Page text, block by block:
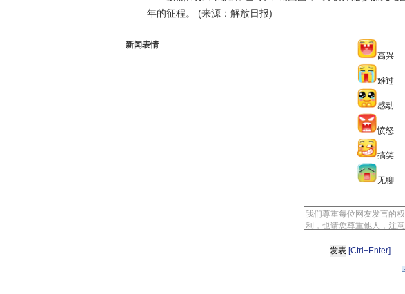
年的征程。 (来源：解放日报)
新闻表情
高兴
难过
感动
愤怒
搞笑
无聊
[Ctrl+Enter]